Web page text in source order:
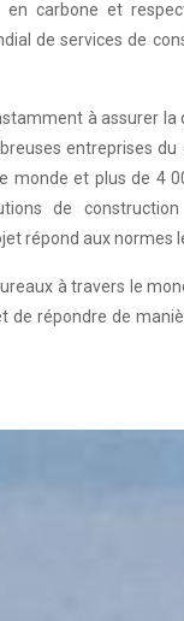
carbone et
de services de
à assurer
entreprises
monde et plus de 4
de
répond aux normes
à travers le
de répondre de